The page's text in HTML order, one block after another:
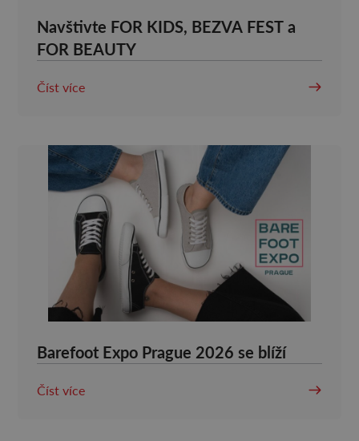
Navštivte FOR KIDS, BEZVA FEST a
FOR BEAUTY
Číst více
Barefoot Expo Prague 2026 se blíží
Číst více